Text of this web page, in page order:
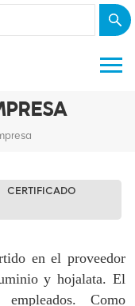
CERTIFICADO
en el proveedor
y hojalata. El
Como